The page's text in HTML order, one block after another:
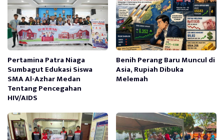
Pertamina Patra Niaga
Sumbagut Edukasi Siswa
SMA Al-Azhar Medan
Tentang Pencegahan
HIV/AIDS
Benih Perang Baru Muncul di
Asia, Rupiah Dibuka
Melemah